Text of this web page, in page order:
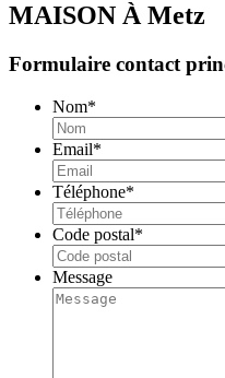
MAISON À Metz
Formulaire contact
Nom*
Email*
Téléphone*
Code postal*
Message